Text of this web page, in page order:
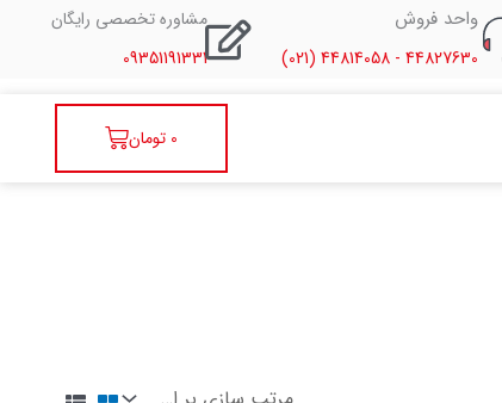
واحد فروش
44827630 - 44814058 (021)
مشاوره تخصصی رایگان
09351191331
0 تومانسبد
خرید